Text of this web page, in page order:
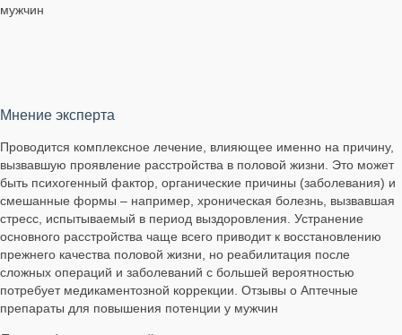
мужчин
Мнение эксперта
Проводится комплексное лечение, влияющее именно на причину,
вызвавшую проявление расстройства в половой жизни. Это может
быть психогенный фактор, органические причины (заболевания) и
смешанные формы – например, хроническая болезнь, вызвавшая
стресс, испытываемый в период выздоровления. Устранение
основного расстройства чаще всего приводит к восстановлению
прежнего качества половой жизни, но реабилитация после
сложных операций и заболеваний с большей вероятностью
потребует медикаментозной коррекции. Отзывы о Аптечные
препараты для повышения потенции у мужчин